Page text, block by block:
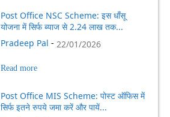
Post Office NSC Scheme: इस धाँसू
योजना में सिर्फ ब्याज से 2.24 लाख तक...
Pradeep Pal - 22/01/2026
Read more
Post Office MIS Scheme: पोस्ट ऑफिस में
सिर्फ इतने रुपये जमा करें और पायें...